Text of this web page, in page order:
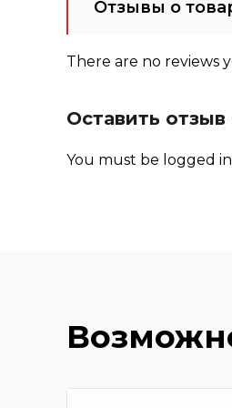
Отзывы о
There are no reviews
Оставить отзыв
You must be logged in